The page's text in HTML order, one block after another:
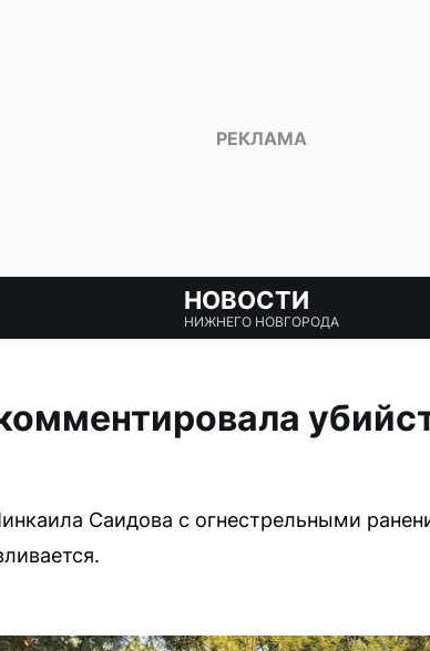
НОВОСТИ
НИЖНЕГО НОВГОРОДА
Саидова с огнестрельными